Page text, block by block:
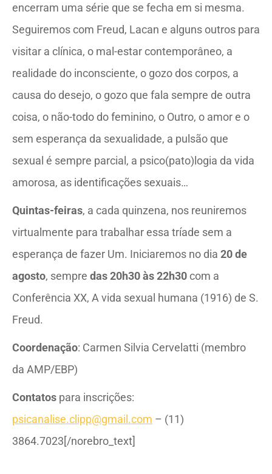
encerram uma série que se fecha em si mesma.
Seguiremos com Freud, Lacan e alguns outros para
visitar a clínica, o mal-estar contemporâneo, a
realidade do inconsciente, o gozo dos corpos, a
causa do desejo, o gozo que fala sempre de outra
coisa, o não-todo do feminino, o Outro, o amor e o
sem esperança da sexualidade, a pulsão que
sexual é sempre parcial, a psico(pato)logia da vida
amorosa, as identificações sexuais…
Quintas-feiras, a cada quinzena, nos reuniremos
virtualmente para trabalhar essa tríade sem a
esperança de fazer Um. Iniciaremos no dia 20 de
agosto, sempre das 20h30 às 22h30com a
Conferência XX, A vida sexual humana (1916) de S.
Freud.
Coordenação: Carmen Silvia Cervelatti (membro
da AMP/EBP)
Contatos para inscrições:
psicanalise.clipp@gmail.com – (11)
3864.7023[/norebro_text]